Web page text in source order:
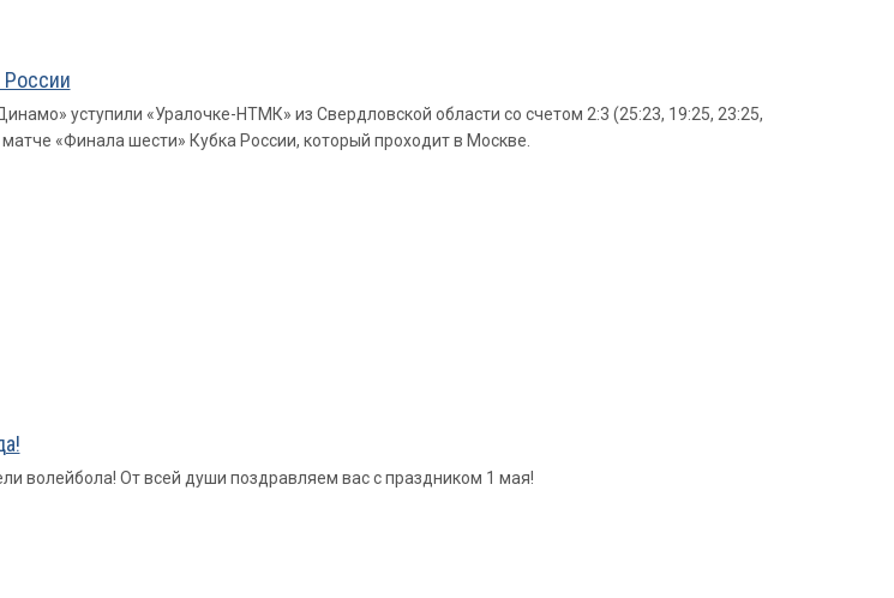
России
уступили «Уралочке-НТМК» из Свердловской области со счетом 2:3 (25:23, 19:25, 23:25,
«Финала шести» Кубка России, который проходит в Москве.
волейбола! От всей души поздравляем вас с праздником 1 мая!